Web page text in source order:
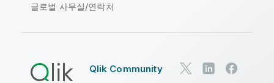
글로벌 사무실/연락처
Qlik Community